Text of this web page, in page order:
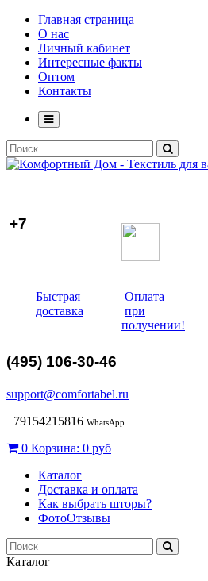
Главная страница
О нас
Личный кабинет
Интересные факты
Оптом
Контакты
Быстрая
доставка
Оплата
при
получении!
+7
(495) 106-30-46
support@comfortabel.ru
+79154215816 WhatsApp
0 Корзина: 0 руб
Каталог
Доставка и оплата
Как выбрать шторы?
ФотоОтзывы
Каталог